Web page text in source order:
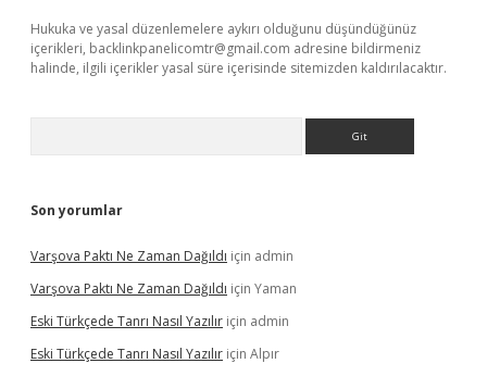
Hukuka ve yasal düzenlemelere aykırı olduğunu düşündüğünüz
içerikleri, backlinkpanelicomtr@gmail.com adresine bildirmeniz
halinde, ilgili içerikler yasal süre içerisinde sitemizden kaldırılacaktır.
Son yorumlar
Varşova Paktı Ne Zaman Dağıldı için admin
Varşova Paktı Ne Zaman Dağıldı için Yaman
Eski Türkçede Tanrı Nasıl Yazılır için admin
Eski Türkçede Tanrı Nasıl Yazılır için Alpır